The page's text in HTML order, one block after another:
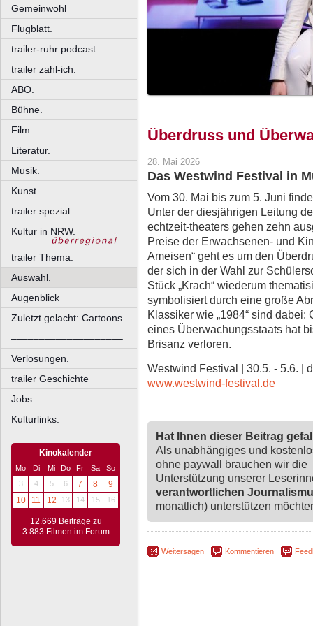
Gemeinwohl
Flugblatt.
trailer-ruhr podcast.
trailer zahl-ich.
ABO.
Bühne.
Film.
Literatur.
Musik.
Kunst.
trailer spezial.
Kultur in NRW.
trailer Thema.
Auswahl.
Augenblick
Zuletzt gelacht: Cartoons.
––––––––––––––––––––
Verlosungen.
trailer Geschichte
Jobs.
Kulturlinks.
Kinokalender
Mo Di Mi Do Fr Sa
So
3
4 5 6 7 8
9
10
11 12 13 14 15 16
12.669 Beiträge zu
3.883 Filmen im Forum
Überdruss und
28. Mai 2026
Das Westwind Festival in
Vom 30. Mai bis zum 5. Juni
Unter der diesjährigen Leitung
echtzeit-theaters gehen zehn
Preise der Erwachsenen- und
Ameisen“ geht es um den
der sich in der Wahl zur
Stück „Krach“ wiederum
symbolisiert durch eine große
Klassiker wie „1984“ sind
eines Überwachungsstaats hat
Brisanz verloren.
Westwind Festival | 30.5. - 5.6. |
www.westwind-festival.de
Hat Ihnen dieser Beitrag
Als unabhängiges und
ohne paywall brauchen wir die
Unterstützung unserer
verantwortlichen
monatlich) unterstützen
Weitersagen Kommentieren